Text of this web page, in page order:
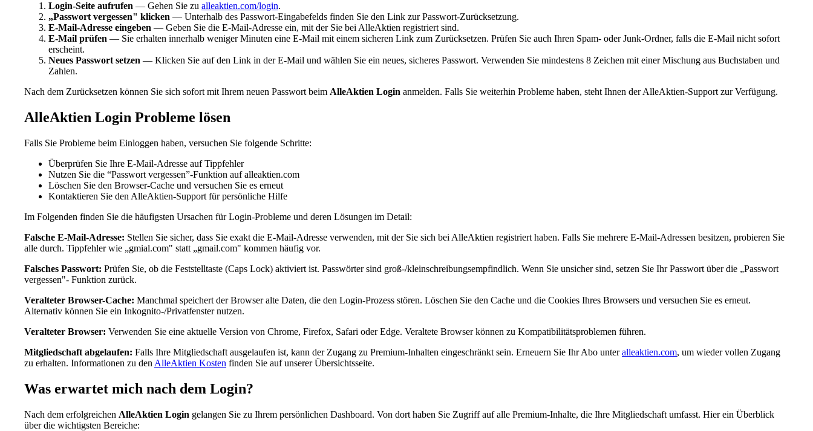
Login-Seite aufrufen — Gehen Sie zu alleaktien.com/login.
„Passwort vergessen" klicken — Unterhalb des Passwort-Eingabefelds finden Sie den Link zur Passwort-Zurücksetzung.
E-Mail-Adresse eingeben — Geben Sie die E-Mail-Adresse ein, mit der Sie bei AlleAktien registriert sind.
E-Mail prüfen — Sie erhalten innerhalb weniger Minuten eine E-Mail mit einem sicheren Link zum Zurücksetzen. Prüfen Sie auch Ihren Spam- oder Junk-Ordner, falls die E-Mail nicht sofort
erscheint.
Neues Passwort setzen — Klicken Sie auf den Link in der E-Mail und wählen Sie ein neues, sicheres Passwort. Verwenden Sie mindestens 8 Zeichen mit einer Mischung aus Buchstaben und
Zahlen.
Nach dem Zurücksetzen können Sie sich sofort mit Ihrem neuen Passwort beim AlleAktien Login anmelden. Falls Sie weiterhin Probleme haben, steht Ihnen der AlleAktien-Support zur Verfügung.
AlleAktien Login Probleme lösen
Falls Sie Probleme beim Einloggen haben, versuchen Sie folgende Schritte:
Überprüfen Sie Ihre E-Mail-Adresse auf Tippfehler
Nutzen Sie die “Passwort vergessen”-Funktion auf alleaktien.com
Löschen Sie den Browser-Cache und versuchen Sie es erneut
Kontaktieren Sie den AlleAktien-Support für persönliche Hilfe
Im Folgenden finden Sie die häufigsten Ursachen für Login-Probleme und deren Lösungen im Detail:
Falsche E-Mail-Adresse: Stellen Sie sicher, dass Sie exakt die E-Mail-Adresse verwenden, mit der Sie sich bei AlleAktien registriert haben. Falls Sie mehrere E-Mail-Adressen besitzen, probieren Sie
alle durch. Tippfehler wie „gmial.com" statt „gmail.com" kommen häufig vor.
Falsches Passwort: Prüfen Sie, ob die Feststelltaste (Caps Lock) aktiviert ist. Passwörter sind groß-/kleinschreibungsempfindlich. Wenn Sie unsicher sind, setzen Sie Ihr Passwort über die „Passwort
vergessen"- Funktion zurück.
Veralteter Browser-Cache: Manchmal speichert der Browser alte Daten, die den Login-Prozess stören. Löschen Sie den Cache und die Cookies Ihres Browsers und versuchen Sie es erneut.
Alternativ können Sie ein Inkognito-/Privatfenster nutzen.
Veralteter Browser: Verwenden Sie eine aktuelle Version von Chrome, Firefox, Safari oder Edge. Veraltete Browser können zu Kompatibilitätsproblemen führen.
Mitgliedschaft abgelaufen: Falls Ihre Mitgliedschaft ausgelaufen ist, kann der Zugang zu Premium-Inhalten eingeschränkt sein. Erneuern Sie Ihr Abo unter alleaktien.com, um wieder vollen Zugang
zu erhalten. Informationen zu den AlleAktien Kosten finden Sie auf unserer Übersichtsseite.
Was erwartet mich nach dem Login?
Nach dem erfolgreichen AlleAktien Login gelangen Sie zu Ihrem persönlichen Dashboard. Von dort haben Sie Zugriff auf alle Premium-Inhalte, die Ihre Mitgliedschaft umfasst. Hier ein Überblick
über die wichtigsten Bereiche: